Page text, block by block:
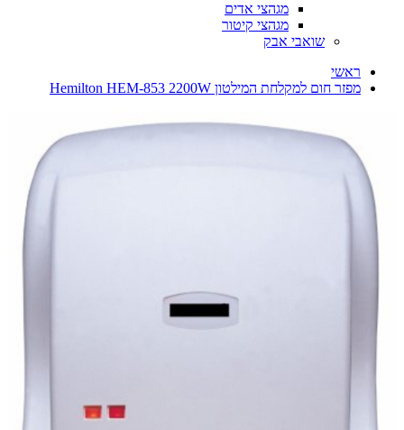
מגהצי אדים
מגהצי קיטור
שואבי אבק
ראשי
מפזר חום למקלחת המילטון Hemilton HEM-853 2200W